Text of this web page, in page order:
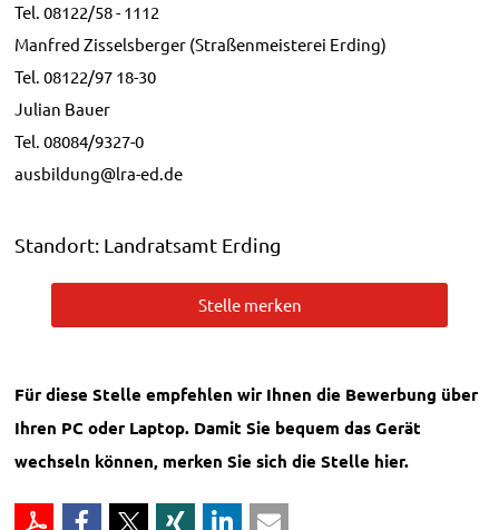
Tel. 08122/58 - 1112
Manfred Zisselsberger (Straßenmeisterei Erding)
Tel. 08122/97 18-30
Julian Bauer
Tel. 08084/9327-0
ausbildung@lra-ed.de
Standort: Landratsamt Erding
Stelle merken
Für diese Stelle empfehlen wir Ihnen die Bewerbung über
Ihren PC oder Laptop. Damit Sie bequem das Gerät
wechseln können, merken Sie sich die Stelle hier.